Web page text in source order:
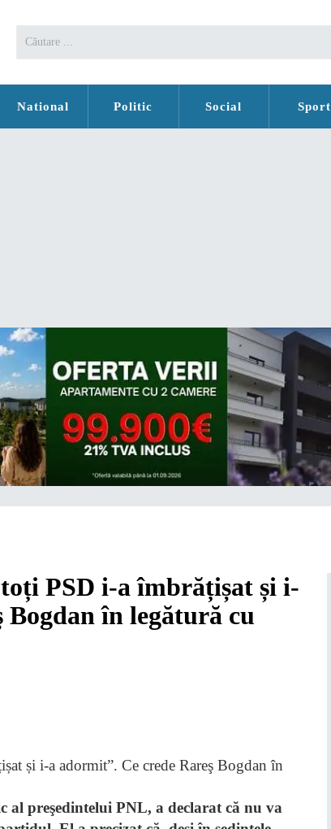
National Politic Social Sport
PSD i-a îmbrățișat și i-
Bogdan în legătură cu
preşedintelui PNL, a declarat că nu va